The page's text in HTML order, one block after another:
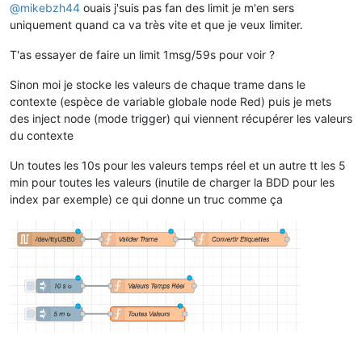
@mikebzh44 ouais j'suis pas fan des limit je m'en sers
uniquement quand ca va très vite et que je veux limiter.
T'as essayer de faire un limit 1msg/59s pour voir ?
Sinon moi je stocke les valeurs de chaque trame dans le
contexte (espèce de variable globale node Red) puis je mets
des inject node (mode trigger) qui viennent récupérer les valeurs
du contexte
Un toutes les 10s pour les valeurs temps réel et un autre tt les 5
min pour toutes les valeurs (inutile de charger la BDD pour les
index par exemple) ce qui donne un truc comme ça